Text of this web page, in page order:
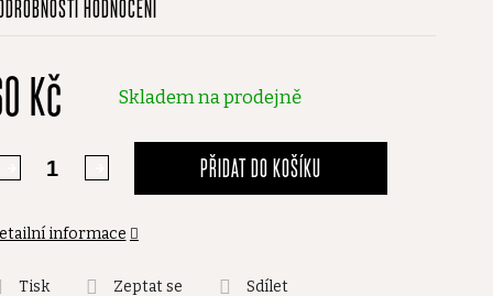
HODNOCENÍ
Kč Skladem na prodejně
PŘIDAT DO KOŠÍKU
informace
Tisk Zeptat se Sdílet